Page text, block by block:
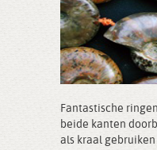
Fantastische
beide kanten
als kraal